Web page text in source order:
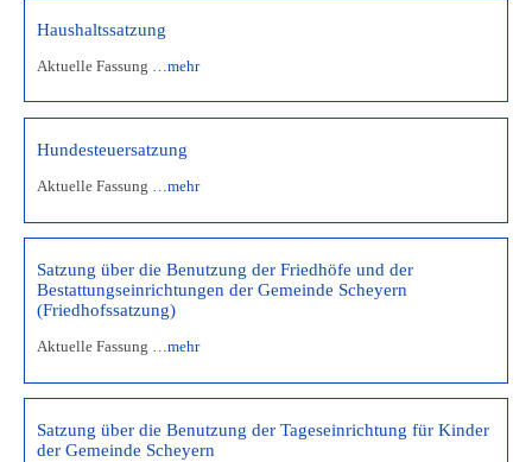
Haushaltssatzung
Aktuelle Fassung …mehr
Hundesteuersatzung
Aktuelle Fassung …mehr
Satzung über die Benutzung der Friedhöfe und der
Bestattungseinrichtungen der Gemeinde Scheyern
(Friedhofssatzung)
Aktuelle Fassung …mehr
Satzung über die Benutzung der Tageseinrichtung für Kinder
der Gemeinde Scheyern